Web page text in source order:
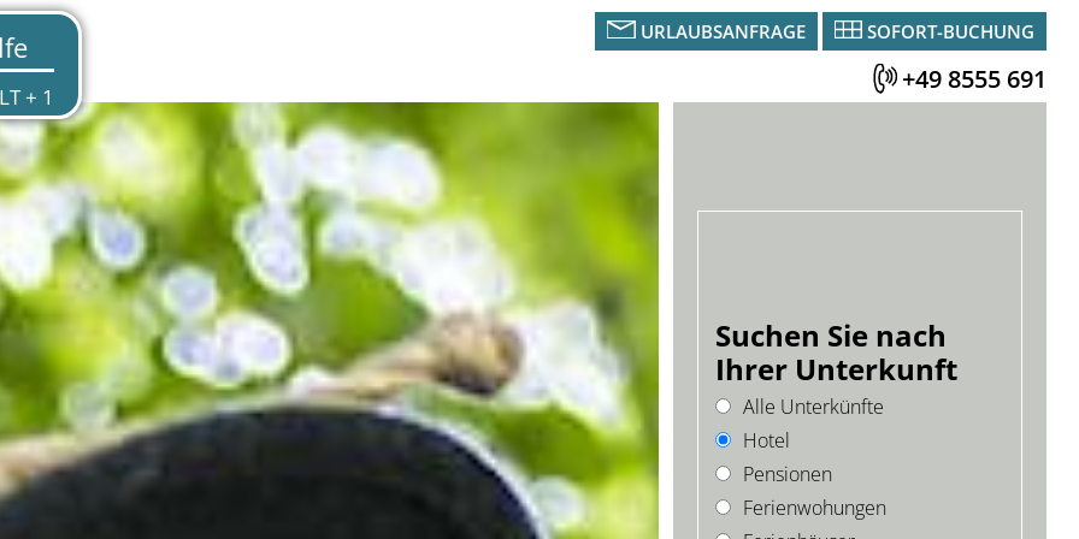
URLAUBSANFRAGE SOFORT-BUCHUNG
+49 8555 691
Suchen Sie nach
Ihrer Unterkunft
Alle Unterkünfte
Hotel
Pensionen
Ferienwohungen